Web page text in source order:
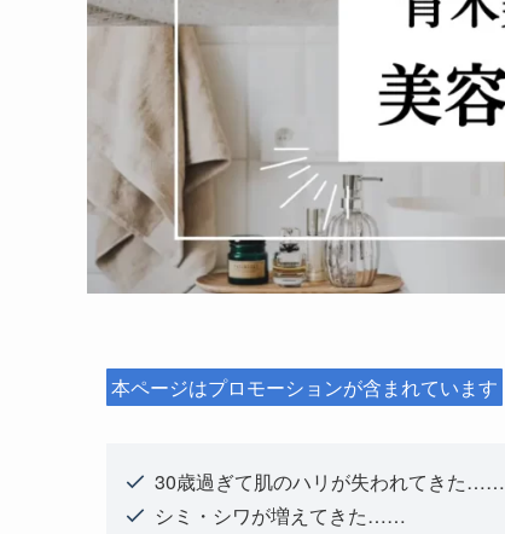
本ページはプロモーションが含まれています
30歳過ぎて肌のハリが失われてきた……
シミ・シワが増えてきた……